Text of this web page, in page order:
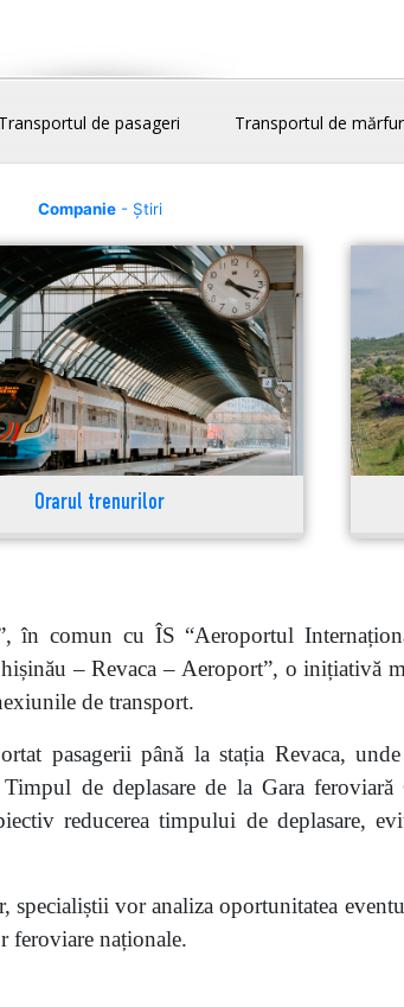
Transportul de pasageri Transportul de
Companie- Știri
Orarul trenurilor
în comun cu ÎS “Aeroportul
– Revaca – Aeroport”, o inițiativă
de transport.
pasagerii până la stația Revaca,
de deplasare de la Gara
reducerea timpului de deplasare,
specialiștii vor analiza oportunitatea
feroviare naționale.